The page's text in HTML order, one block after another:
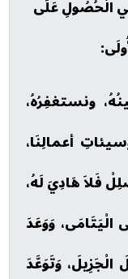
الْحُصُولِ عَلَى
ونستغفِرُهُ،
أعمالِنَا،
فَلاَ هَادِيَ لَهُ،
الْيَتَامَى، وَوَعَدَ
وَتَوَعَّدَ